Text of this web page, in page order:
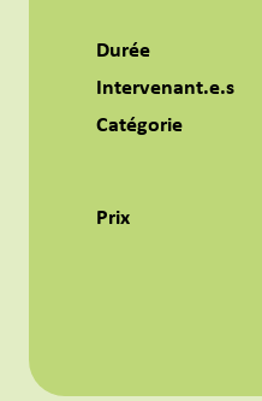
Durée
Intervenant.e.s
Catégorie
Prix